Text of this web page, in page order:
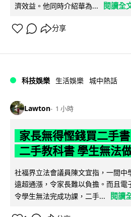
濟效益。他同時介紹華為...
閱讀全
分享
科技娛樂 生活娛樂 城中熱話
Lawton 1 小時
家長無得慳錢買二手
二手教科書 學生無法
社福界立法會議員陳文宜指，一間中
遠超通漲，令家長難以負擔。而且電
令學生無法完成功課，二手...
閱讀